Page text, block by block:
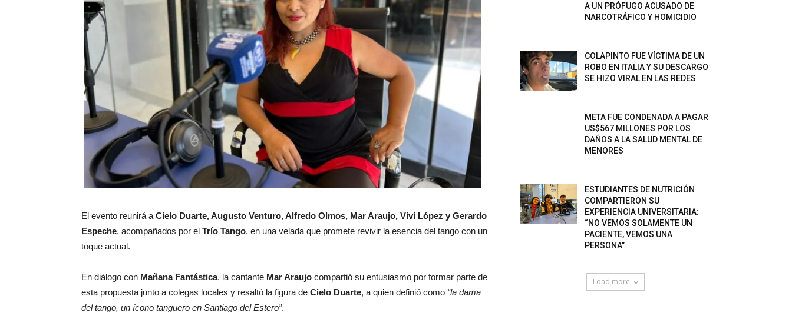
El evento reunirá a Cielo Duarte, Augusto Venturo, Alfredo Olmos, Mar Araujo, Viví López y Gerardo
Espeche, acompañados por el Trío Tango, en una velada que promete revivir la esencia del tango con un
toque actual.
En diálogo con Mañana Fantástica, la cantante Mar Araujo compartió su entusiasmo por formar parte de
esta propuesta junto a colegas locales y resaltó la figura de Cielo Duarte, a quien definió como “la dama
del tango, un ícono tanguero en Santiago del Estero”.
A UN PRÓFUGO ACUSADO DE
NARCOTRÁFICO Y HOMICIDIO
COLAPINTO FUE VÍCTIMA DE UN
ROBO EN ITALIA Y SU DESCARGO
SE HIZO VIRAL EN LAS REDES
META FUE CONDENADA A PAGAR
US$567 MILLONES POR LOS
DAÑOS A LA SALUD MENTAL DE
MENORES
ESTUDIANTES DE NUTRICIÓN
COMPARTIERON SU
EXPERIENCIA UNIVERSITARIA:
“NO VEMOS SOLAMENTE UN
PACIENTE, VEMOS UNA
PERSONA”
Load more